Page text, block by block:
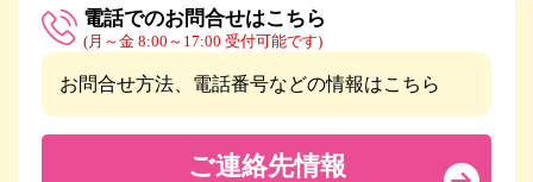
電話でのお問合せはこちら
(月～金 8:00～17:00 受付可能です)
お問合せ方法、電話番号などの情報はこちら
ご連絡先情報